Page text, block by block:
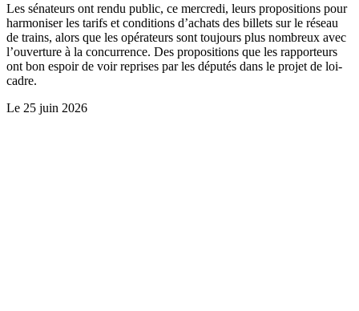
Les sénateurs ont rendu public, ce mercredi, leurs propositions pour
harmoniser les tarifs et conditions d’achats des billets sur le réseau
de trains, alors que les opérateurs sont toujours plus nombreux avec
l’ouverture à la concurrence. Des propositions que les rapporteurs
ont bon espoir de voir reprises par les députés dans le projet de loi-
cadre.
Le 25 juin 2026